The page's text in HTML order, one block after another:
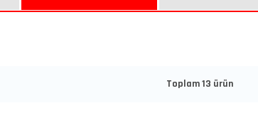
Toplam 13 ürün